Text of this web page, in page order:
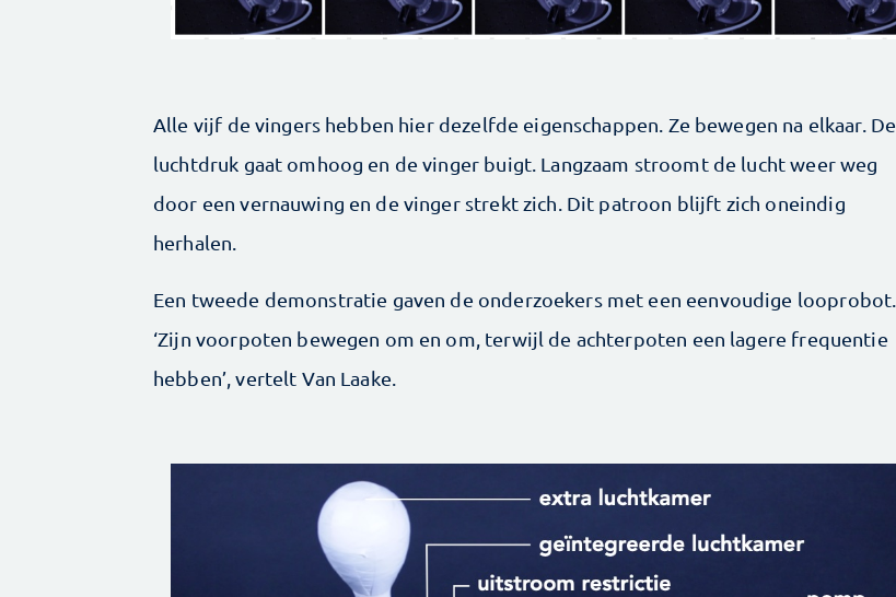
Alle vijf de vingers hebben hier dezelfde eigenschappen. Ze bewegen na elkaar. De
luchtdruk gaat omhoog en de vinger buigt. Langzaam stroomt de lucht weer weg
door een vernauwing en de vinger strekt zich. Dit patroon blijft zich oneindig
herhalen.
Een tweede demonstratie gaven de onderzoekers met een eenvoudige looprobot.
‘Zijn voorpoten bewegen om en om, terwijl de achterpoten een lagere frequentie
hebben’, vertelt Van Laake.